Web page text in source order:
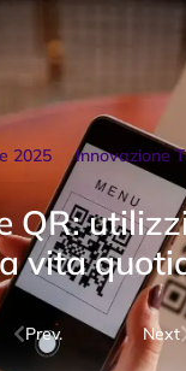
2025 Innovazione
QR:
vita
Prev. Next